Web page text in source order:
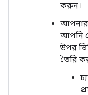
করুন।
আপনার
আপনি
উপর
তৈরি